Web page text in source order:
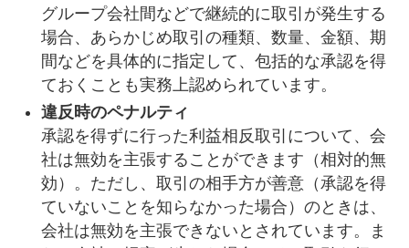
グループ会社間などで継続的に取引が発生する
場合、あらかじめ取引の種類、数量、金額、期
間などを具体的に指定して、包括的な承認を得
ておくことも実務上認められています。
違反時のペナルティ
承認を得ずに行った利益相反取引について、会
社は無効を主張することができます（相対的無
効）。ただし、取引の相手方が善意（承認を得
ていないことを知らなかった場合）のときは、
会社は無効を主張できないとされています。ま